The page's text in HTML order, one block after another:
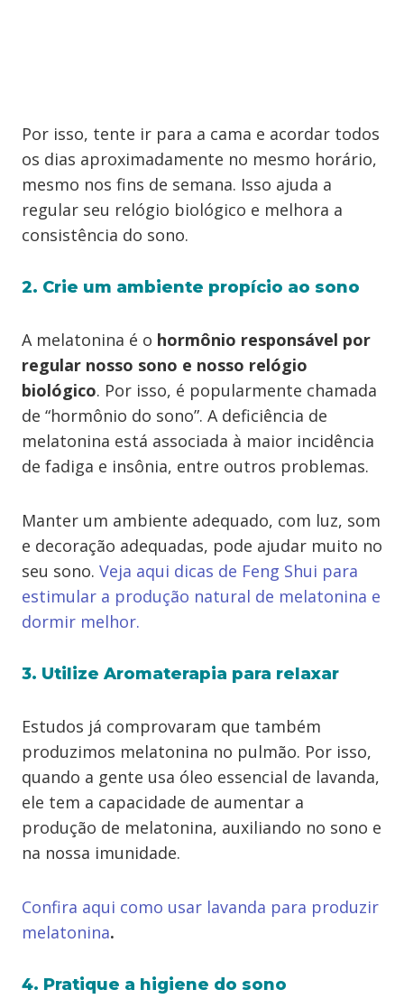
Por isso, tente ir para a cama e acordar todos
os dias aproximadamente no mesmo horário,
mesmo nos fins de semana. Isso ajuda a
regular seu relógio biológico e melhora a
consistência do sono.
2. Crie um ambiente propício ao sono
A melatonina é o hormônio responsável por
regular nosso sono e nosso relógio
biológico. Por isso, é popularmente chamada
de “hormônio do sono”. A deficiência de
melatonina está associada à maior incidência
de fadiga e insônia, entre outros problemas.
Manter um ambiente adequado, com luz, som
e decoração adequadas, pode ajudar muito no
seu sono. Veja aqui dicas de Feng Shui para
estimular a produção natural de melatonina e
dormir melhor.
3. Utilize Aromaterapia para relaxar
Estudos já comprovaram que também
produzimos melatonina no pulmão. Por isso,
quando a gente usa óleo essencial de lavanda,
ele tem a capacidade de aumentar a
produção de melatonina, auxiliando no sono e
na nossa imunidade.
Confira aqui como usar lavanda para produzir
melatonina.
4. Pratique a higiene do sono